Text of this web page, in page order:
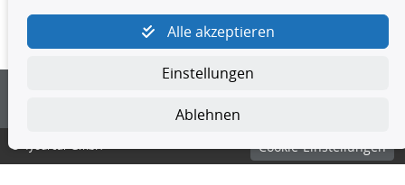
4yourcar GmbH | Avidesweg 1 | 27386 Hemsbünde |
kundenservice@4yourcar.de
© 4yourcar GmbH Cookie-Einstellungen
Alle akzeptieren
Einstellungen
Ablehnen